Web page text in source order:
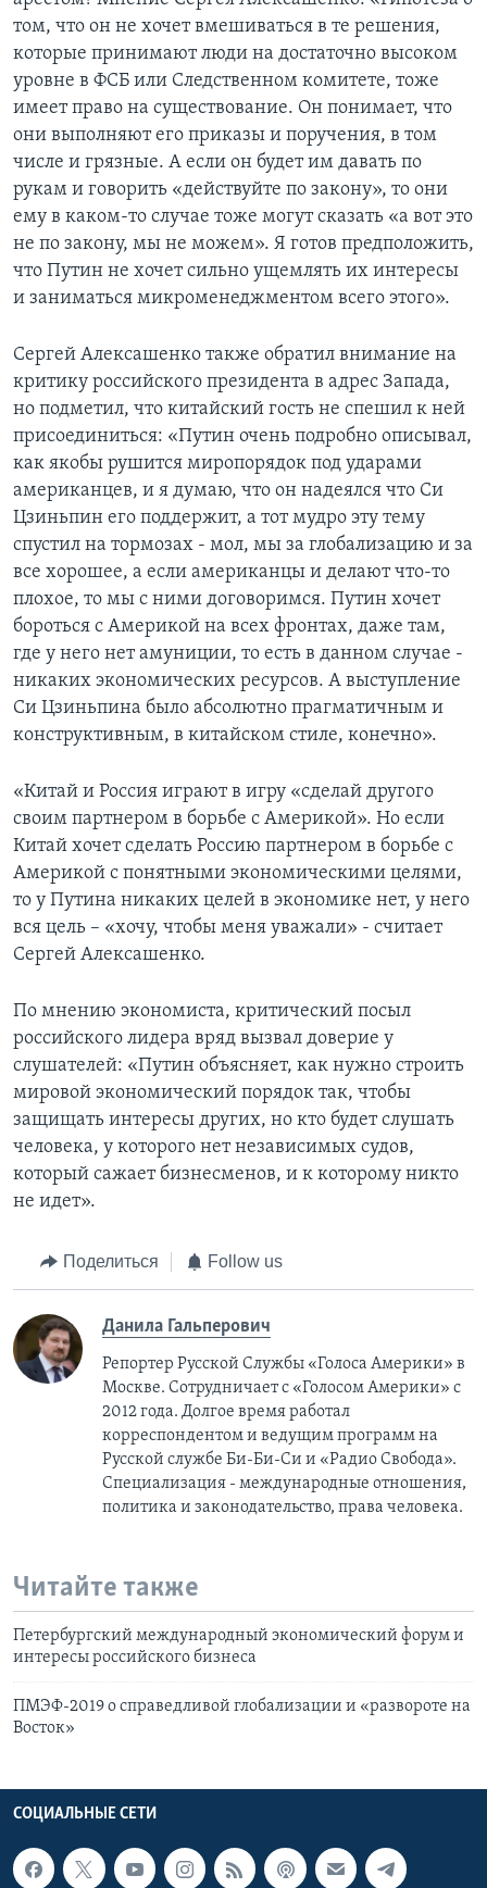
том, что он не хочет вмешиваться в те решения,
которые принимают люди на достаточно высоком
уровне в ФСБ или Следственном комитете, тоже
имеет право на существование. Он понимает, что
они выполняют его приказы и поручения, в том
числе и грязные. А если он будет им давать по
рукам и говорить «действуйте по закону», то они
ему в каком-то случае тоже могут сказать «а вот это
не по закону, мы не можем». Я готов предположить,
что Путин не хочет сильно ущемлять их интересы
и заниматься микроменеджментом всего этого».
Сергей Алексашенко также обратил внимание на
критику российского президента в адрес Запада,
но подметил, что китайский гость не спешил к ней
присоединиться: «Путин очень подробно описывал,
как якобы рушится миропорядок под ударами
американцев, и я думаю, что он надеялся что Си
Цзиньпин его поддержит, а тот мудро эту тему
спустил на тормозах - мол, мы за глобализацию и за
все хорошее, а если американцы и делают что-то
плохое, то мы с ними договоримся. Путин хочет
бороться с Америкой на всех фронтах, даже там,
где у него нет амуниции, то есть в данном случае -
никаких экономических ресурсов. А выступление
Си Цзиньпина было абсолютно прагматичным и
конструктивным, в китайском стиле, конечно».
«Китай и Россия играют в игру «сделай другого
своим партнером в борьбе с Америкой». Но если
Китай хочет сделать Россию партнером в борьбе с
Америкой с понятными экономическими целями,
то у Путина никаких целей в экономике нет, у него
вся цель – «хочу, чтобы меня уважали» - считает
Сергей Алексашенко.
По мнению экономиста, критический посыл
российского лидера вряд вызвал доверие у
слушателей: «Путин объясняет, как нужно строить
мировой экономический порядок так, чтобы
защищать интересы других, но кто будет слушать
человека, у которого нет независимых судов,
который сажает бизнесменов, и к которому никто
не идет».
Поделиться Follow us
Данила Гальперович
Репортер Русской Службы «Голоса Америки» в
Москве. Сотрудничает с «Голосом Америки» с
2012 года. Долгое время работал
корреспондентом и ведущим программ на
Русской службе Би-Би-Си и «Радио Свобода».
Специализация - международные отношения,
политика и законодательство, права человека.
Читайте также
Петербургский международный экономический форум и
интересы российского бизнеса
ПМЭФ-2019 о справедливой глобализации и «развороте на
Восток»
СОЦИАЛЬНЫЕ СЕТИ